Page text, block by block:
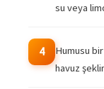
su veya
4
Humusu bir
havuz